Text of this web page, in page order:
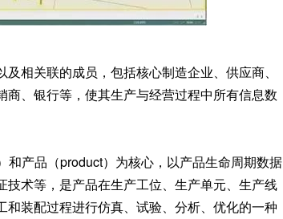
相关联的成员，包括核心制造企业、供应商、
、银行等，使其生产与经营过程中所有信息数
产品（product）为核心，以产品生命周期数据
术等，是产品在生产工位、生产单元、生产线
装配过程进行仿真、试验、分析、优化的一种